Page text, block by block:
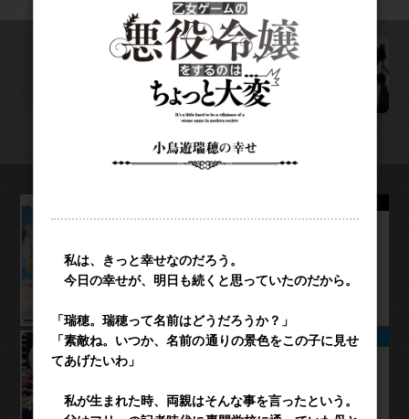
WEB連載ページ
シリーズ既刊
ノベルス
現代社会で乙女ゲームの悪役令嬢をするのはち
ょっと大変 8
ガルド
現代社会で乙女ゲームの悪役令嬢をするのはち
ょっと大変 4